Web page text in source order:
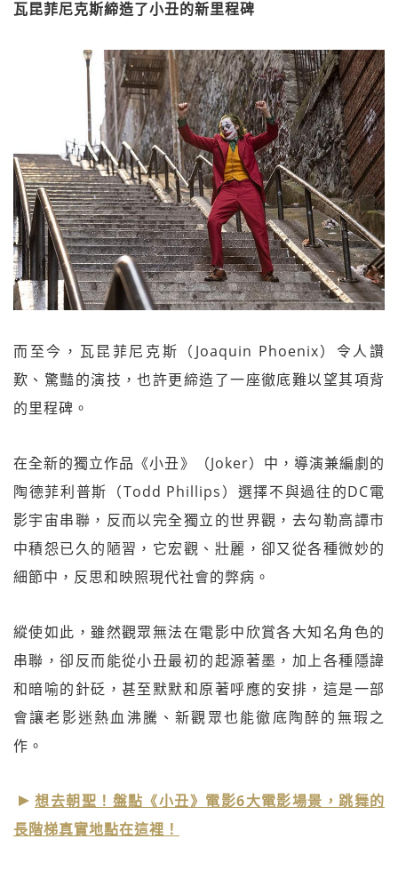
瓦昆菲尼克斯締造了小丑的新里程碑
而至今，瓦昆菲尼克斯（Joaquin Phoenix）令人讚
歎、驚豔的演技，也許更締造了一座徹底難以望其項背
的里程碑。
在全新的獨立作品《小丑》（Joker）中，導演兼編劇的
陶德菲利普斯（Todd Phillips）選擇不與過往的DC電
影宇宙串聯，反而以完全獨立的世界觀，去勾勒高譚市
中積怨已久的陋習，它宏觀、壯麗，卻又從各種微妙的
細節中，反思和映照現代社會的弊病。
縱使如此，雖然觀眾無法在電影中欣賞各大知名角色的
串聯，卻反而能從小丑最初的起源著墨，加上各種隱諱
和暗喻的針砭，甚至默默和原著呼應的安排，這是一部
會讓老影迷熱血沸騰、新觀眾也能徹底陶醉的無瑕之
作。
想去朝聖！盤點《小丑》電影6大電影場景，跳舞的
長階梯真實地點在這裡！